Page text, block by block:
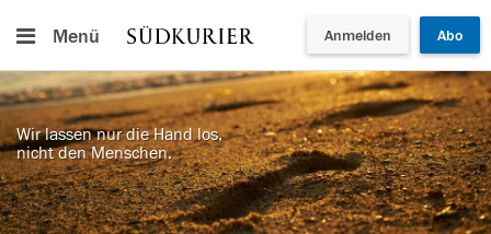
Menü Anmelden Abo
Wir lassen nur die Hand los,
nicht den Menschen.